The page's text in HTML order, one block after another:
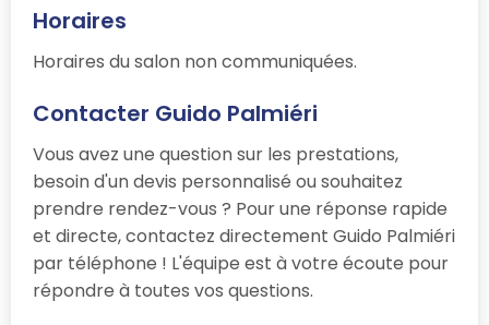
Horaires
Horaires du salon non communiquées.
Contacter Guido Palmiéri
Vous avez une question sur les prestations,
besoin d'un devis personnalisé ou souhaitez
prendre rendez-vous ? Pour une réponse rapide
et directe, contactez directement Guido Palmiéri
par téléphone ! L'équipe est à votre écoute pour
répondre à toutes vos questions.